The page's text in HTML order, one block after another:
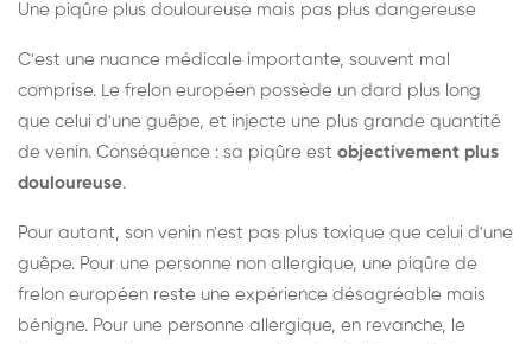
Une piqûre plus douloureuse mais pas plus dangereuse
C'est une nuance médicale importante, souvent mal
comprise. Le frelon européen possède un dard plus long
que celui d'une guêpe, et injecte une plus grande quantité
de venin. Conséquence : sa piqûre est objectivement plus
douloureuse.
Pour autant, son venin n'est pas plus toxique que celui d'une
guêpe. Pour une personne non allergique, une piqûre de
frelon européen reste une expérience désagréable mais
bénigne. Pour une personne allergique, en revanche, le